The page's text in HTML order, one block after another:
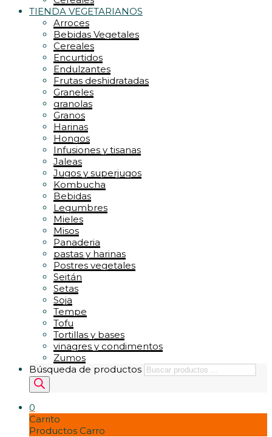
TIENDA VEGETARIANOS
Arroces
Bebidas Vegetales
Cereales
Encurtidos
Endulzantes
Frutas deshidratadas
Graneles
granolas
Granos
Harinas
Hongos
Infusiones y tisanas
Jaleas
Jugos y superjugos
Kombucha
Bebidas
Legumbres
Mieles
Misos
Panaderia
pastas y harinas
Postres vegetales
Seitán
Setas
Soja
Tempe
Tofu
Tortillas y bases
vinagres y condimentos
Zumos
Búsqueda de productos
0
Carrito
Productos Carro